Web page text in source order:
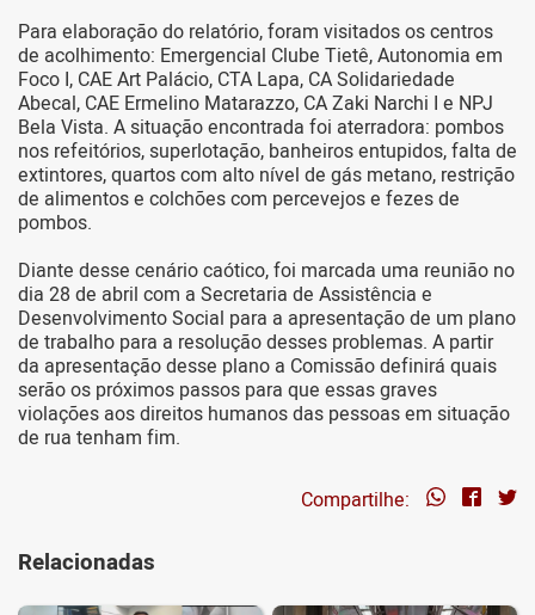
Para elaboração do relatório, foram visitados os centros
de acolhimento: Emergencial Clube Tietê, Autonomia em
Foco I, CAE Art Palácio, CTA Lapa, CA Solidariedade
Abecal, CAE Ermelino Matarazzo, CA Zaki Narchi I e NPJ
Bela Vista. A situação encontrada foi aterradora: pombos
nos refeitórios, superlotação, banheiros entupidos, falta de
extintores, quartos com alto nível de gás metano, restrição
de alimentos e colchões com percevejos e fezes de
pombos.
Diante desse cenário caótico, foi marcada uma reunião no
dia 28 de abril com a Secretaria de Assistência e
Desenvolvimento Social para a apresentação de um plano
de trabalho para a resolução desses problemas. A partir
da apresentação desse plano a Comissão definirá quais
serão os próximos passos para que essas graves
violações aos direitos humanos das pessoas em situação
de rua tenham fim.
Compartilhe:
Relacionadas